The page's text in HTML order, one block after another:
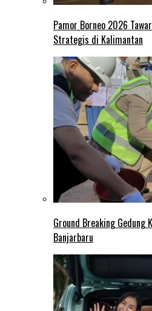
Pamor Borneo 2026
Strategis di Kalimantan
Ground Breaking Gedung
Banjarbaru